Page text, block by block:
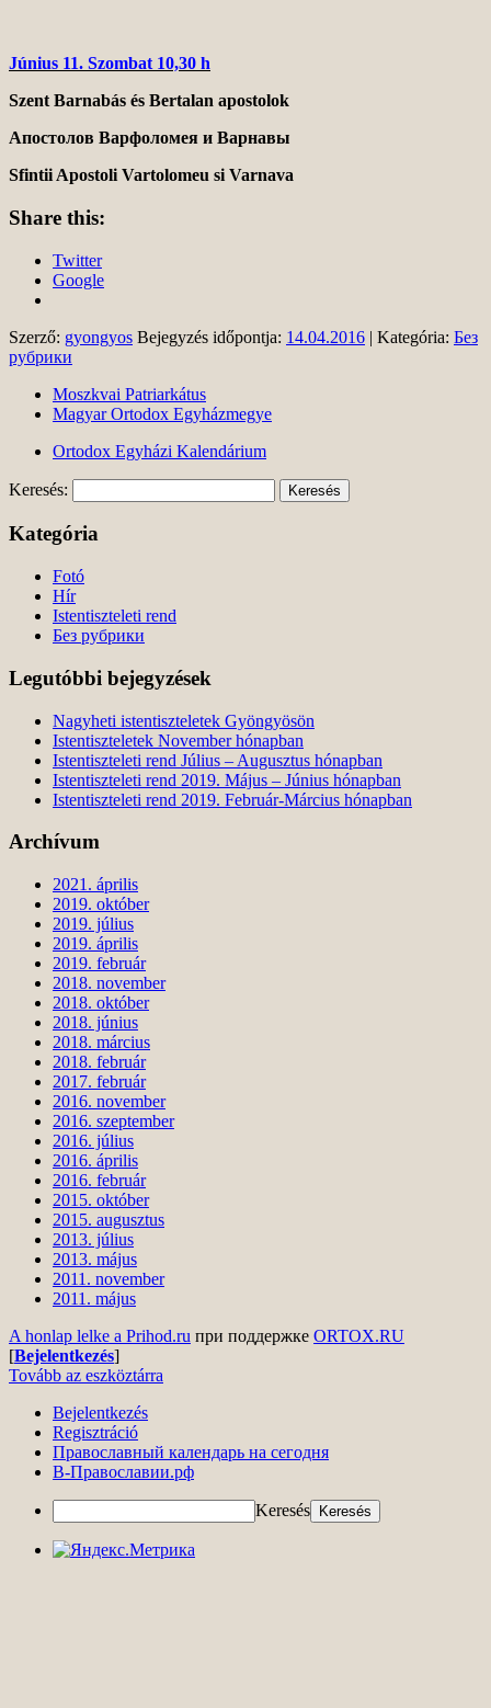
Június 11. Szombat 10,30 h
Szent Barnabás és Bertalan apostolok
Апостолов Варфоломея и Варнавы
Sfintii Apostoli Vartolomeu si Varnava
Share this:
Twitter
Google
Szerző: gyongyos Bejegyzés időpontja: 14.04.2016 | Kategória: Без
рубрики
Moszkvai Patriarkátus
Magyar Ortodox Egyházmegye
Ortodox Egyházi Kalendárium
Keresés:
Kategória
Fotó
Hír
Istentiszteleti rend
Без рубрики
Legutóbbi bejegyzések
Nagyheti istentiszteletek Gyöngyösön
Istentiszteletek November hónapban
Istentiszteleti rend Július – Augusztus hónapban
Istentiszteleti rend 2019. Május – Június hónapban
Istentiszteleti rend 2019. Február-Március hónapban
Archívum
2021. április
2019. október
2019. július
2019. április
2019. február
2018. november
2018. október
2018. június
2018. március
2018. február
2017. február
2016. november
2016. szeptember
2016. július
2016. április
2016. február
2015. október
2015. augusztus
2013. július
2013. május
2011. november
2011. május
A honlap lelke a Prihod.ru при поддержке ORTOX.RU
[Bejelentkezés]
Tovább az eszköztárra
Bejelentkezés
Regisztráció
Православный календарь на сегодня
В-Православии.рф
Keresés